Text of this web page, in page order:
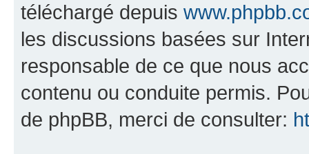
téléchargé depuis
les discussions basées sur
responsable de ce que nous
contenu ou conduite permis.
de phpBB, merci de consulter: